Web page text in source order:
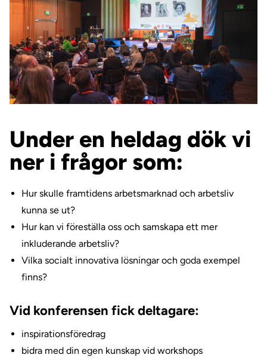
Under en heldag dök vi
ner i frågor som:
Hur skulle framtidens arbetsmarknad och arbetsliv
kunna se ut?
Hur kan vi föreställa oss och samskapa ett mer
inkluderande arbetsliv?
Vilka socialt innovativa lösningar och goda exempel
finns?
Vid konferensen fick deltagare:
inspirationsföredrag
bidra med din egen kunskap vid workshops